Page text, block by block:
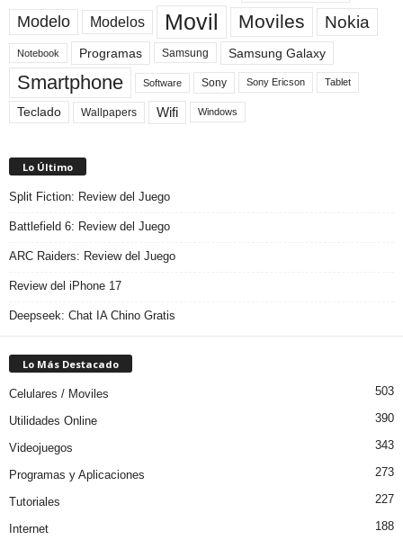
Modelo Modelos Movil Moviles Nokia
Notebook Programas Samsung Samsung Galaxy
Smartphone Software Sony Sony Ericson Tablet
Teclado Wallpapers Wifi Windows
Lo Último
Split Fiction: Review del Juego
Battlefield 6: Review del Juego
ARC Raiders: Review del Juego
Review del iPhone 17
Deepseek: Chat IA Chino Gratis
Lo Más Destacado
Celulares / Moviles 503
Utilidades Online 390
Videojuegos 343
Programas y Aplicaciones 273
Tutoriales 227
Internet 188